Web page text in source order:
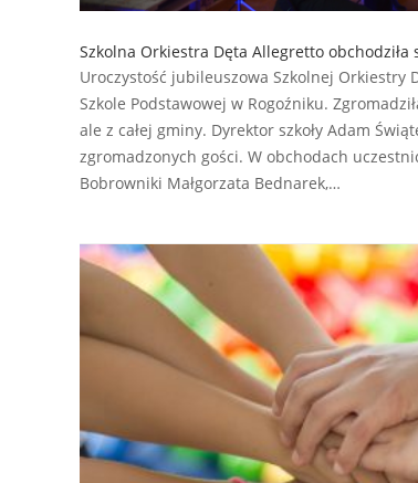
Szkolna Orkiestra Dęta Allegretto obchodziła
Uroczystość jubileuszowa Szkolnej Orkiestry
Szkole Podstawowej w Rogoźniku.
ale z całej gminy. Dyrektor szkoły Adam
zgromadzonych gości. W obchodach
Bobrowniki Małgorzata Bednarek,…